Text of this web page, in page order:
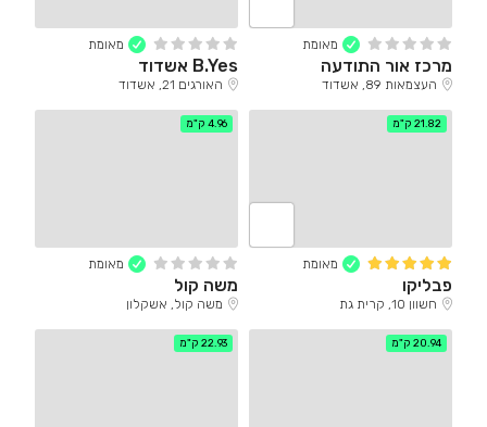
מאומת
מרכז אור התודעה
העצמאות 89, אשדוד
מאומת
B.Yes אשדוד
האורגים 21, אשדוד
מאומת
21.82 ק"מ
פבליקו
חשוון 10, קרית גת
מאומת
4.96 ק"מ
משה קול
משה קול, אשקלון
20.94 ק"מ 22.93 ק"מ